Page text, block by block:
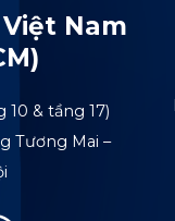
Nam
& tầng 17)
Tương Mai –